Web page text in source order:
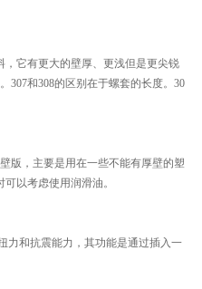
，它有更大的壁厚、更浅但是更尖锐
307和308的区别在于螺套的长度。30
版，主要是用在一些不能有厚壁的塑
以考虑使用润滑油。
力和抗震能力，其功能是通过插入一